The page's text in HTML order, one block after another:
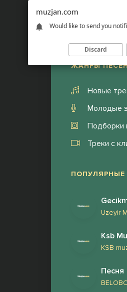
ЖАНРЫ
Новые
Молодые
Подборки
Треки с
ПОПУЛЯРНЫЕ
Uzeyir
KSB
Песня
muzjan.com
Would like to send you
Discard